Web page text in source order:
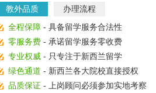
教外品质 办理流程
全程保障 - 具备留学服务合法性
零服务费 - 承诺留学服务零收费
专业权威 - 只专注于新西兰留学
绿色通道 - 新西兰各大院校直接授权
品质保证 - 上岗顾问必须参加实地考察